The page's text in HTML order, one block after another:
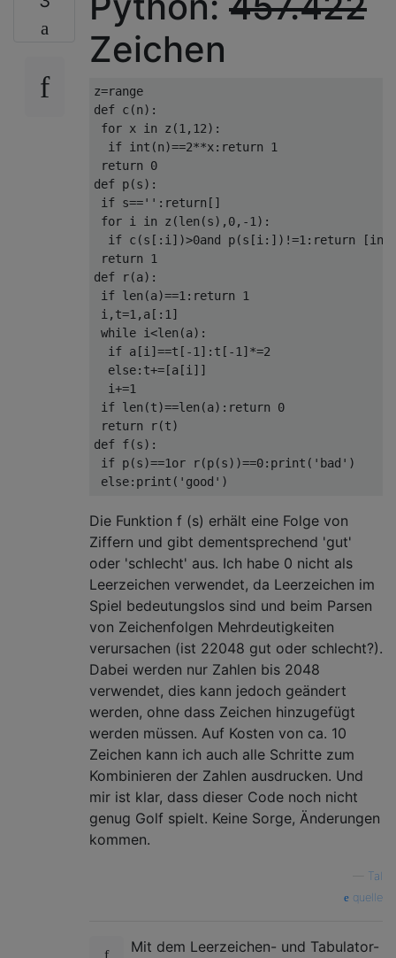
Zeichen
z=range
def c(n):
for x in z(1,12):
  if int(n)==2**x:return 1
return 0
def p(s):
if s=='':return[]
for i in z(len(s),0,-1):
if c(s[:i])>0and p(s[i:])!=1:return
return 1
def r(a):
if len(a)==1:return 1
i,t=1,a[:1]
while i<len(a):
  if a[i]==t[-1]:t[-1]*=2
  else:t+=[a[i]]
  i+=1
if len(t)==len(a):return 0
return r(t)
def f(s):
if p(s)==1or r(p(s))==0:print('bad')
Die Funktion f (s) erhält eine Folge von
Ziffern und gibt dementsprechend 'gut'
oder 'schlecht' aus. Ich habe 0 nicht als
Leerzeichen verwendet, da Leerzeichen im
Spiel bedeutungslos sind und beim Parsen
von Zeichenfolgen Mehrdeutigkeiten
verursachen (ist 22048 gut oder schlecht?).
Dabei werden nur Zahlen bis 2048
verwendet, dies kann jedoch geändert
werden, ohne dass Zeichen hinzugefügt
werden müssen. Auf Kosten von ca. 10
Zeichen kann ich auch alle Schritte zum
Kombinieren der Zahlen ausdrucken. Und
mir ist klar, dass dieser Code noch nicht
genug Golf spielt. Keine Sorge, Änderungen
kommen.
Tal
quelle
Mit dem Leerzeichen- und Tabulator-